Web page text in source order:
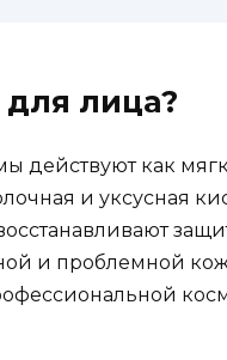
лица?
действуют как
и уксусная
и проблемной